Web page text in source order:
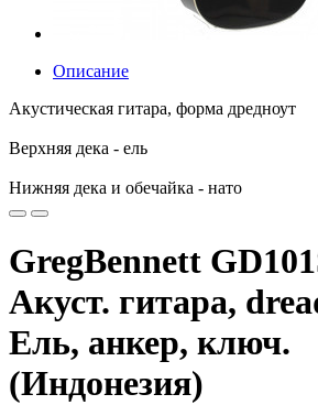
Описание
Акустическая гитара, форма дредноут
Верхняя дека - ель
Нижняя дека и обечайка - нато
GregBennett
Акуст. гитара,
Ель, анкер, ключ.
(Индонезия)